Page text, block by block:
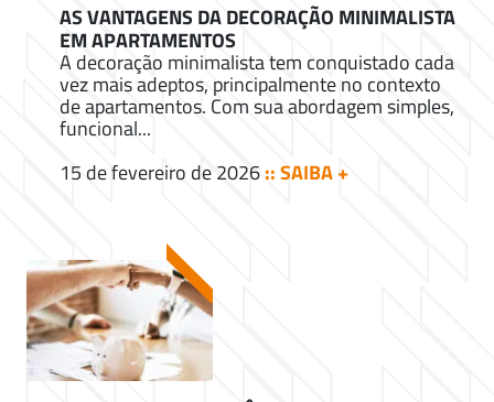
AS VANTAGENS DA DECORAÇÃO MINIMALISTA
EM APARTAMENTOS
A decoração minimalista tem conquistado cada
vez mais adeptos, principalmente no contexto
de apartamentos. Com sua abordagem simples,
funcional...
15 de fevereiro de 2026:: SAIBA +